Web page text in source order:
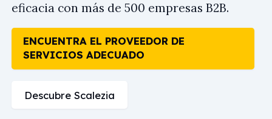
eficacia con más de 500 empresas B2B.
ENCUENTRA EL PROVEEDOR DE
SERVICIOS ADECUADO
Descubre Scalezia